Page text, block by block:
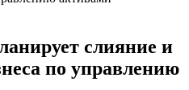
слияние и
по управлению